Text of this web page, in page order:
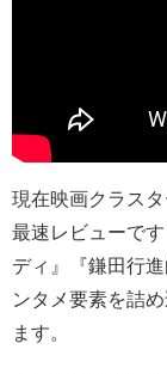
現在映画クラス
最速レビューで
ディ』『鎌田行
ンタメ要素を詰
ます。